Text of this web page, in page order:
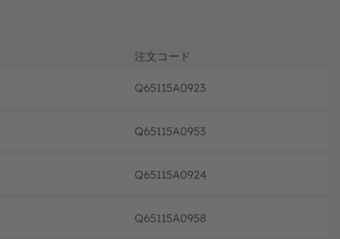
注文コード
Q65115A0923
Q65115A0953
Q65115A0924
Q65115A0958